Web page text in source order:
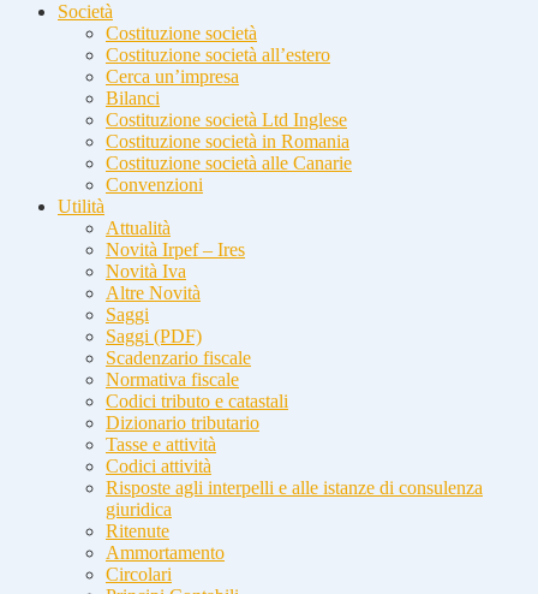
Società
Costituzione società
Costituzione società all’estero
Cerca un’impresa
Bilanci
Costituzione società Ltd Inglese
Costituzione società in Romania
Costituzione società alle Canarie
Convenzioni
Utilità
Attualità
Novità Irpef – Ires
Novità Iva
Altre Novità
Saggi
Saggi (PDF)
Scadenzario fiscale
Normativa fiscale
Codici tributo e catastali
Dizionario tributario
Tasse e attività
Codici attività
Risposte agli interpelli e alle istanze di consulenza
giuridica
Ritenute
Ammortamento
Circolari